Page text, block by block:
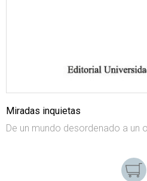
Miradas inquietas
De un mundo desordenado a un